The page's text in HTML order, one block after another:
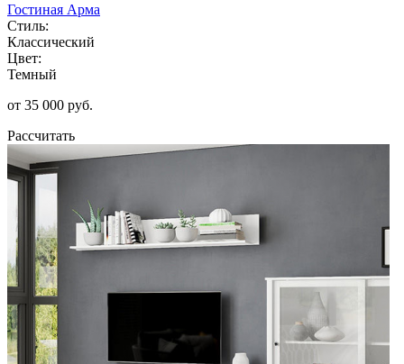
Гостиная Арма
Стиль:
Классический
Цвет:
Темный
от 35 000 руб.
Рассчитать